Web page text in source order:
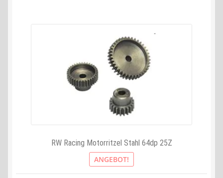
RW Racing Motorritzel Stahl 64dp 25Z
ANGEBOT!